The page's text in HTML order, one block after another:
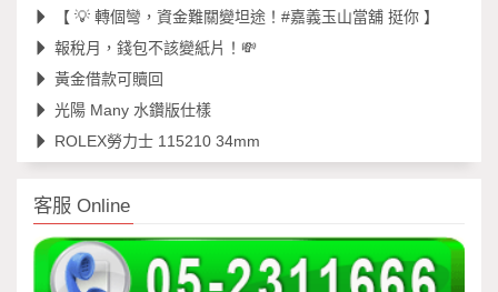
【 💡 轉個彎，資金難關變坦途！#嘉義玉山當舖 挺你 】
報稅月，錢包不該變紙片！💸
黃金借款可贖回
光陽 Many 水鑽版仕樣
ROLEX勞力士 115210 34mm
客服 Online